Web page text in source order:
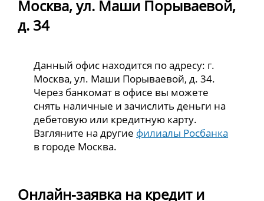
Москва, ул. Маши Порываевой,
д. 34
Данный офис находится по адресу: г.
Москва, ул. Маши Порываевой, д. 34.
Через банкомат в офисе вы можете
снять наличные и зачислить деньги на
дебетовую или кредитную карту.
Взгляните на другие филиалы Росбанка
в городе Москва.
Онлайн-заявка на кредит и